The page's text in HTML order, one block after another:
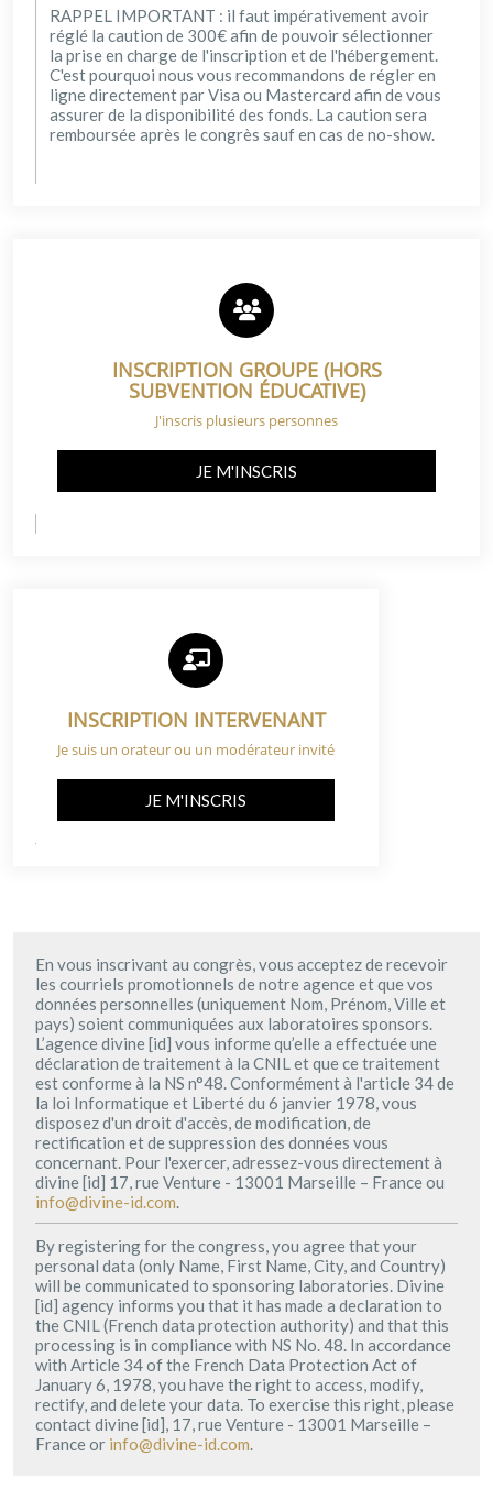
RAPPEL IMPORTANT : il faut impérativement avoir
réglé la caution de 300€ afin de pouvoir sélectionner
la prise en charge de l'inscription et de l'hébergement.
C'est pourquoi nous vous recommandons de régler en
ligne directement par Visa ou Mastercard afin de vous
assurer de la disponibilité des fonds. La caution sera
remboursée après le congrès sauf en cas de no-show.
INSCRIPTION GROUPE (HORS
SUBVENTION ÉDUCATIVE)
J'inscris plusieurs personnes
JE M'INSCRIS
INSCRIPTION INTERVENANT
Je suis un orateur ou un modérateur invité
JE M'INSCRIS
En vous inscrivant au congrès, vous acceptez de recevoir
les courriels promotionnels de notre agence et que vos
données personnelles (uniquement Nom, Prénom, Ville et
pays) soient communiquées aux laboratoires sponsors.
L’agence divine [id] vous informe qu’elle a effectuée une
déclaration de traitement à la CNIL et que ce traitement
est conforme à la NS n°48. Conformément à l'article 34 de
la loi Informatique et Liberté du 6 janvier 1978, vous
disposez d'un droit d'accès, de modification, de
rectification et de suppression des données vous
concernant. Pour l'exercer, adressez-vous directement à
divine [id] 17, rue Venture - 13001 Marseille – France ou
info@divine-id.com.
By registering for the congress, you agree that your
personal data (only Name, First Name, City, and Country)
will be communicated to sponsoring laboratories. Divine
[id] agency informs you that it has made a declaration to
the CNIL (French data protection authority) and that this
processing is in compliance with NS No. 48. In accordance
with Article 34 of the French Data Protection Act of
January 6, 1978, you have the right to access, modify,
rectify, and delete your data. To exercise this right, please
contact divine [id], 17, rue Venture - 13001 Marseille –
France or info@divine-id.com.